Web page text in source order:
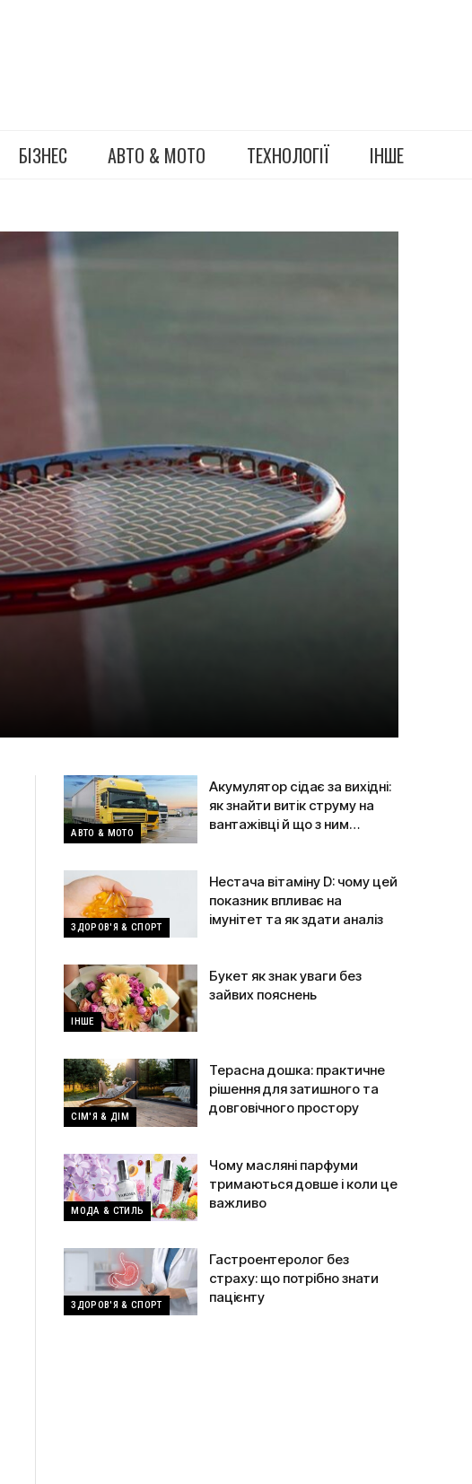
БІЗНЕС АВТО & МОТО ТЕХНОЛОГІЇ ІНШЕ
АВТО & МОТО
Акумулятор сідає за вихідні:
як знайти витік струму на
вантажівці й що з ним
ЗДОРОВ'Я & СПОРТ
Нестача вітаміну D: чому цей
показник впливає на
імунітет та як здати аналіз
ІНШЕ
Букет як знак уваги без
зайвих пояснень
СІМ'Я & ДІМ
Терасна дошка: практичне
рішення для затишного та
довговічного простору
МОДА & СТИЛЬ
Чому масляні парфуми
тримаються довше і коли це
важливо
ЗДОРОВ'Я & СПОРТ
Гастроентеролог без
страху: що потрібно знати
пацієнту